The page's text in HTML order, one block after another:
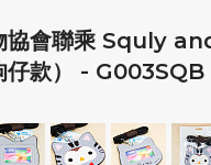
協會聯乘 Squly
仔款） - G003SQB